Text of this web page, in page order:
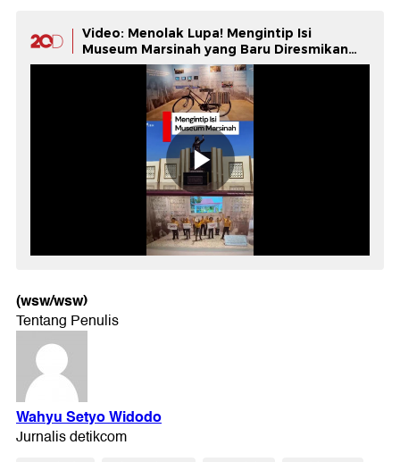
Video: Menolak Lupa! Mengintip Isi
Museum Marsinah yang Baru Diresmikan
Prabowo
(wsw/wsw)